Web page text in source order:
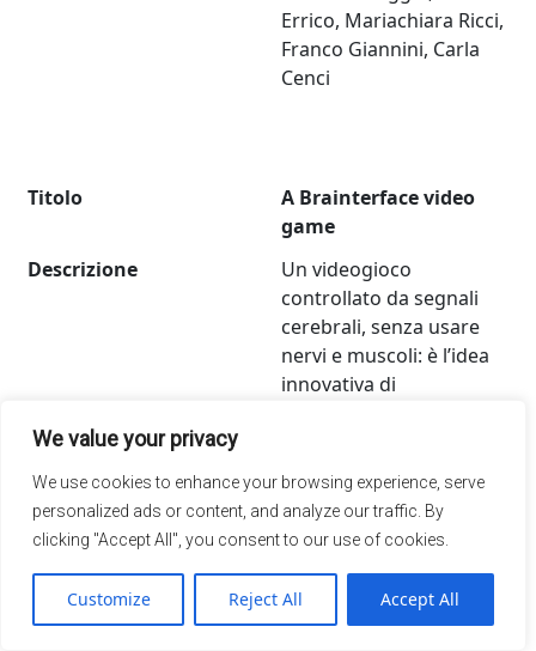
We value your privacy
We use cookies to enhance your browsing experience, serve
personalized ads or content, and analyze our traffic. By
clicking "Accept All", you consent to our use of cookies.
Customize Reject All Accept All
Errico, Mariachiara Ricci,
Franco Giannini, Carla
Cenci
Titolo
A Brainterface video
game
Descrizione
Un videogioco
controllato da segnali
cerebrali, senza usare
nervi e muscoli: è l’idea
innovativa di
concentrazione si può
monitorare grazie a
BraINterface. E più si è
concentrati più il
pupazzetto corre. è un
dispositivo che utilizza